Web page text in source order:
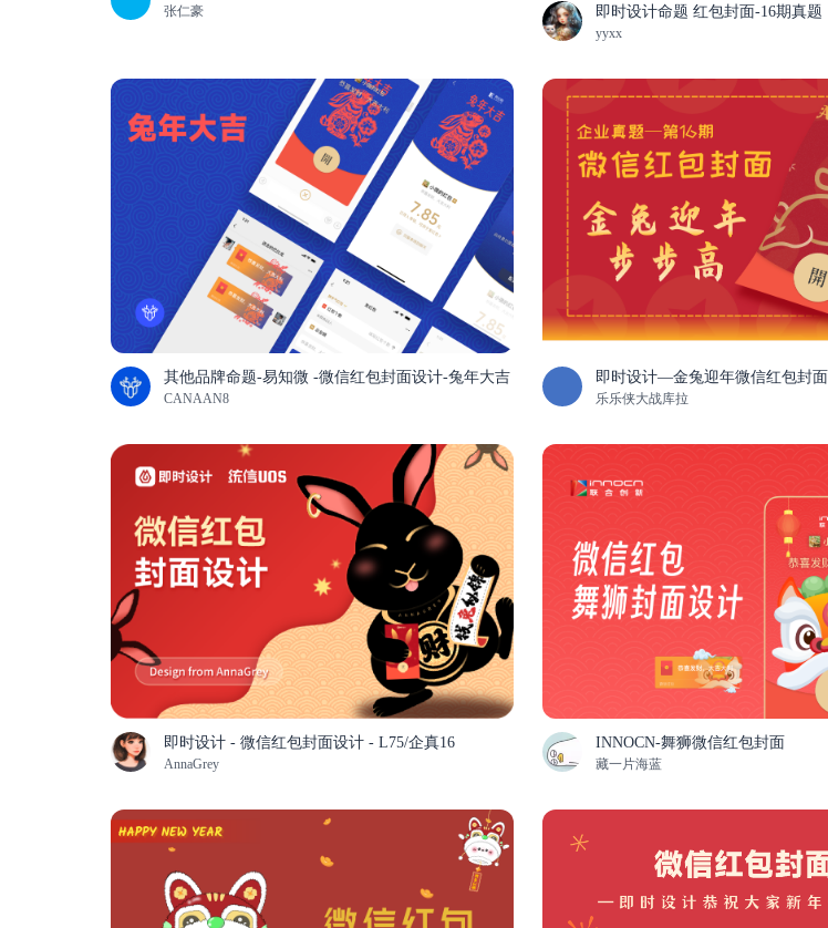
张仁豪 即时设计命题 红包封面-16期真题
yyxx
其他品牌命题-易知微 -微信红包封面设计-兔年大吉
CANAAN8
即时设计—金兔迎年微信红包封面
乐乐侠大战库拉
即时设计 - 微信红包封面设计 - L75/企真16
AnnaGrey
INNOCN-舞狮微信红包封面
藏一片海蓝